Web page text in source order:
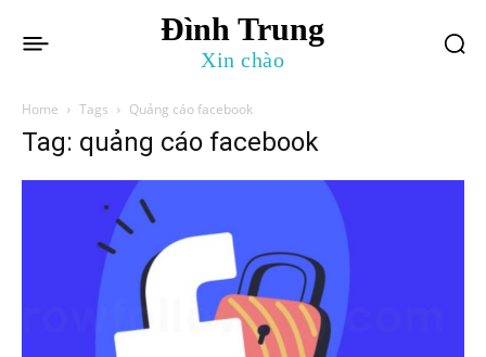
Đình Trung
Xin chào
Home Tags Quảng cáo facebook
Tag: quảng cáo facebook